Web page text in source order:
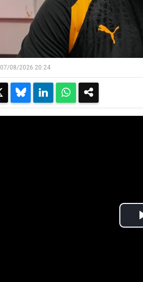
07/08/2026 20:24